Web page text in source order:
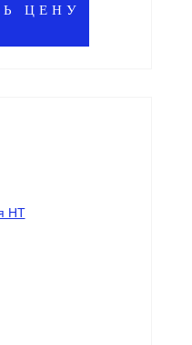
ЦЕНУ